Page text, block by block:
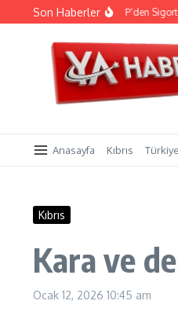
İçeriğe atlaSon Haberler
ön hazırlık CTP’den Sigorta ve
Anasayfa Kıbrıs Türkiye
Kıbrıs
Kara ve
Ocak 12, 2026 10:45 am